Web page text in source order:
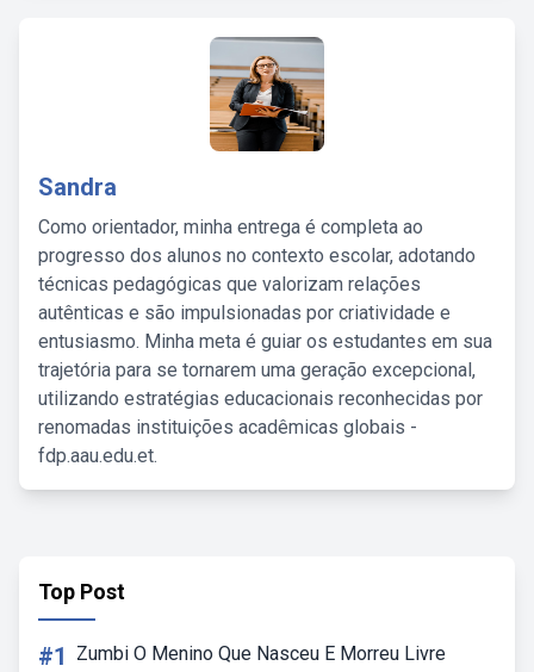
Sandra
Como orientador, minha entrega é completa ao
progresso dos alunos no contexto escolar, adotando
técnicas pedagógicas que valorizam relações
autênticas e são impulsionadas por criatividade e
entusiasmo. Minha meta é guiar os estudantes em sua
trajetória para se tornarem uma geração excepcional,
utilizando estratégias educacionais reconhecidas por
renomadas instituições acadêmicas globais -
fdp.aau.edu.et.
Top Post
#1 Zumbi O Menino Que Nasceu E Morreu Livre